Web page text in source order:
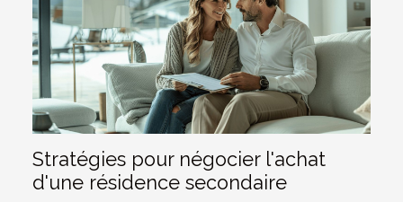
Stratégies pour négocier l'achat
d'une résidence secondaire